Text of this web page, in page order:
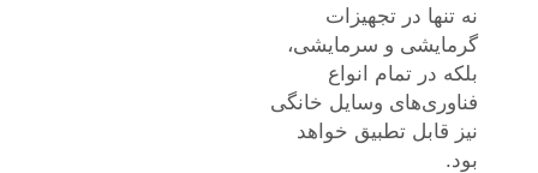
نه تنها در تجهیزات
گرمایشی و سرمایشی،
بلکه در تمام انواع
فناوری‌های وسایل خانگی
نیز قابل تطبیق خواهد
بود.